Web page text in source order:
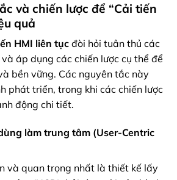
và chiến lược để “Cải tiến
quả
HMI liên tụcđòi hỏi tuân thủ các
áp dụng các chiến lược cụ thể để
bền vững. Các nguyên tắc này
phát triển, trong khi các chiến lược
động chi tiết.
làm trung tâm (User-Centric
và quan trọng nhất là thiết kế lấy